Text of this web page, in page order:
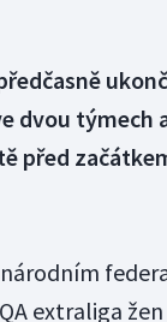
dvou týmech
před
extraliga